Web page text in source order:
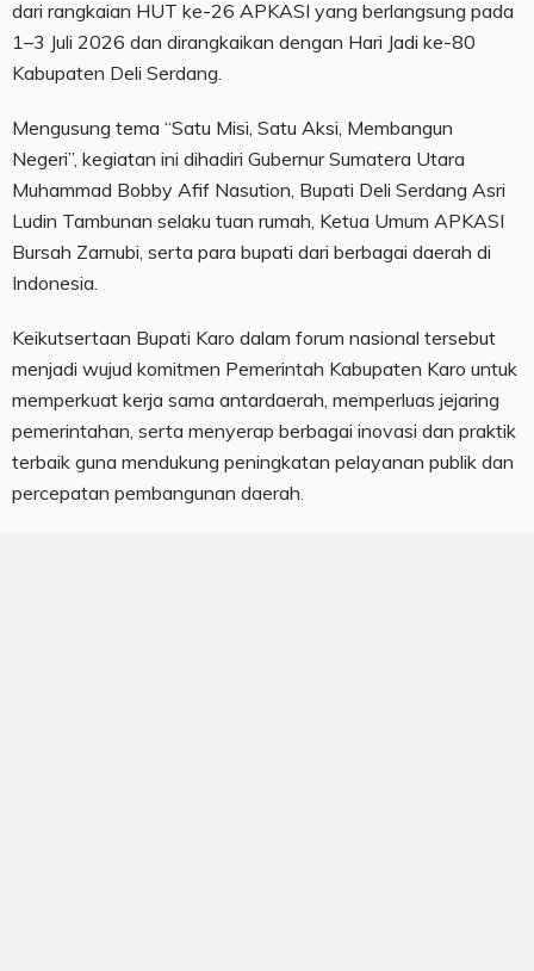
dari rangkaian HUT ke-26 APKASI yang berlangsung pada
1–3 Juli 2026 dan dirangkaikan dengan Hari Jadi ke-80
Kabupaten Deli Serdang.
Mengusung tema “Satu Misi, Satu Aksi, Membangun
Negeri”, kegiatan ini dihadiri Gubernur Sumatera Utara
Muhammad Bobby Afif Nasution, Bupati Deli Serdang Asri
Ludin Tambunan selaku tuan rumah, Ketua Umum APKASI
Bursah Zarnubi, serta para bupati dari berbagai daerah di
Indonesia.
Keikutsertaan Bupati Karo dalam forum nasional tersebut
menjadi wujud komitmen Pemerintah Kabupaten Karo untuk
memperkuat kerja sama antardaerah, memperluas jejaring
pemerintahan, serta menyerap berbagai inovasi dan praktik
terbaik guna mendukung peningkatan pelayanan publik dan
percepatan pembangunan daerah.